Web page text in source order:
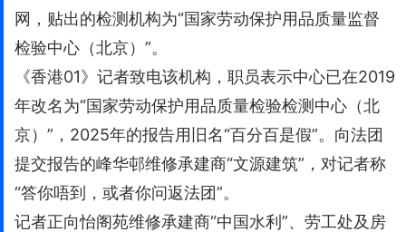
网，贴出的检测机构为“国家劳动保护用品质量监督
检验中心（北京）”。
《香港01》记者致电该机构，职员表示中心已在2019
年改名为“国家劳动保护用品质量检验检测中心（北
京）”，2025年的报告用旧名“百分百是假”。向法团
提交报告的峰华邨维修承建商“文源建筑”，对记者称
“答你唔到，或者你问返法团”。
记者正向怡阁苑维修承建商“中国水利”、劳工处及房